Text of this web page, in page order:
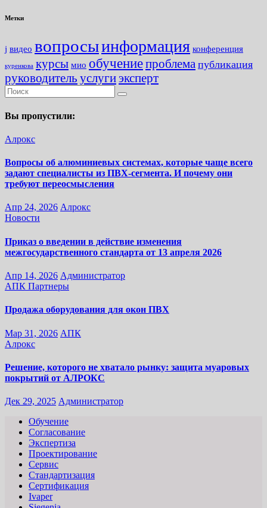
Метки
j видео вопросыинформация конференция
куренкова курсы мио обучениепроблема публикация
руководитель услуги эксперт
Вы пропустили:
Алрокс
Вопросы об алюминиевых системах, которые чаще всего
задают специалисты из ПВХ-сегмента. И почему они
требуют переосмысления
Апр 24, 2026 Алрокс
Новости
Приказ о введении в действие изменения
межгосударственного стандарта от 13 апреля 2026
Апр 14, 2026 Администратор
АПК Партнеры
Продажа оборудования для окон ПВХ
Мар 31, 2026 АПК
Алрокс
Решение, которого не хватало рынку: защита муаровых
покрытий от АЛРОКС
Дек 29, 2025 Администратор
Обучение
Согласование
Экспертиза
Проектирование
Сервис
Стандартизация
Сертификация
Ivaper